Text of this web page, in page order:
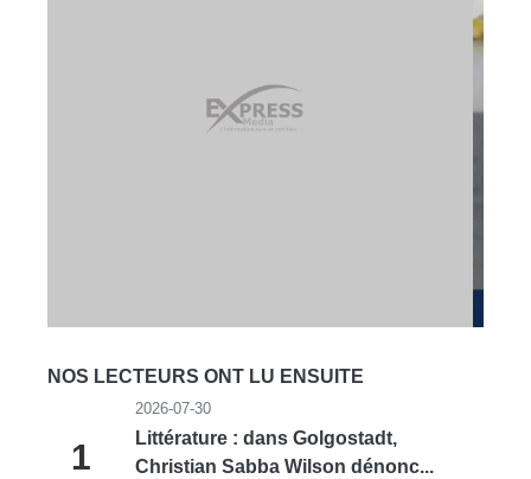
NOS LECTEURS ONT LU ENSUITE
1
2026-07-30
Littérature : dans Golgostadt,
Christian Sabba Wilson dénonc...